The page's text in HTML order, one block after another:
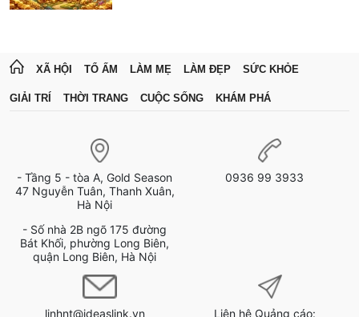
XÃ HỘI TỔ ẤM LÀM MẸ LÀM ĐẸP SỨC KHỎE
GIẢI TRÍ THỜI TRANG CUỘC SỐNG KHÁM PHÁ
- Tầng 5 - tòa A, Gold Season
47 Nguyễn Tuân, Thanh Xuân,
Hà Nội
- Số nhà 2B ngõ 175 đường
Bát Khối, phường Long Biên,
quận Long Biên, Hà Nội
0936 99 3933
linhnt@ideaslink.vn Liên hệ Quảng cáo: